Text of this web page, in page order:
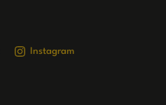
Instagram